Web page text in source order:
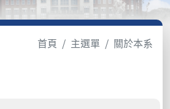
首頁 主選單 關於本系